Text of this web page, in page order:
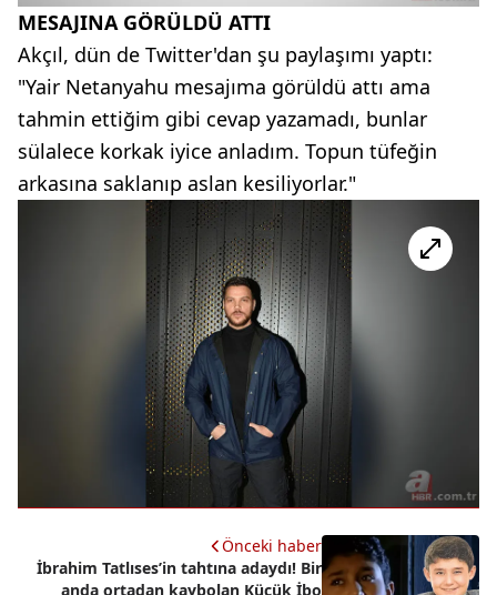
MESAJINA GÖRÜLDÜ ATTI
Akçıl, dün de Twitter'dan şu paylaşımı yaptı:
"Yair Netanyahu mesajıma görüldü attı ama
tahmin ettiğim gibi cevap yazamadı, bunlar
sülalece korkak iyice anladım. Topun tüfeğin
arkasına saklanıp aslan kesiliyorlar."
Önceki haber
İbrahim Tatlıses’in tahtına adaydı! Bir
anda ortadan kaybolan Küçük İbo